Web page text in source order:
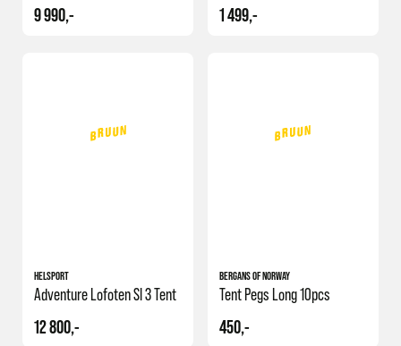
9 990,- 1 499,-
HELSPORT
Adventure Lofoten Sl 3 Tent
12 800,-
BERGANS OF NORWAY
Tent Pegs Long 10pcs
450,-